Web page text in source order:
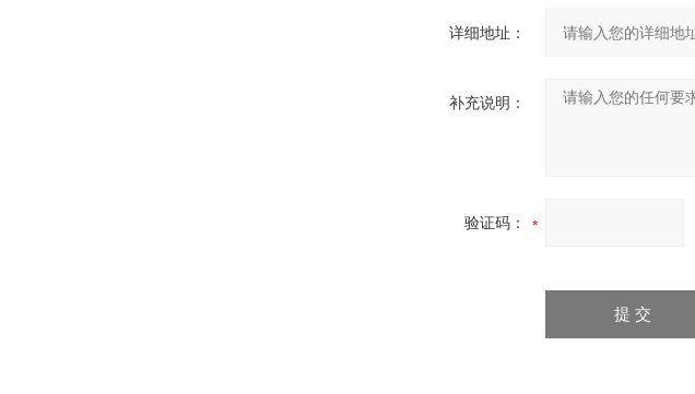
详细地址：
补充说明：
验证码：